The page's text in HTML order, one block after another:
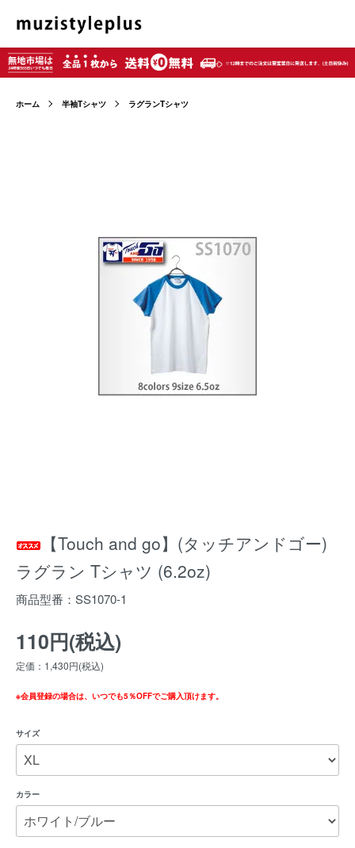
ホーム 半袖Tシャツ ラグランTシャツ
【Touch and go】(タッチアンドゴー)
ラグラン Tシャツ (6.2oz)
商品型番：SS1070-1
110円(税込)
定価：1,430円(税込)
※会員登録の場合は、いつでも5％OFFでご購入頂けます。
サイズ
カラー